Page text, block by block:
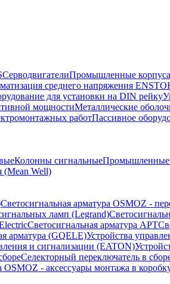
CерводвигателиПромышленные корпуса
среднего напряжения ENSTO
для установки на DIN рейку
мощностиМеталлические
работПассивное
Колонны сигнальныеПромышленные
(Mean Well)
Светосигнальная арматура OSMOZ -
ламп (Legrand)
Светосигнальная арматура APT
арматура (GQELE)Устройства
и сигнализации (EATON)
Селекторный переключатель в
OSMOZ - аксессуары монтажа в